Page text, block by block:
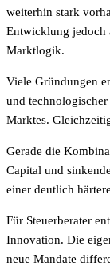
weiterhin stark
Entwicklung jedoch
Marktlogik.
Viele Gründungen
und
Marktes.
Gerade die
Capital und
einer deutlich
Für Steuerberater
Innovation. Die
neue Mandate